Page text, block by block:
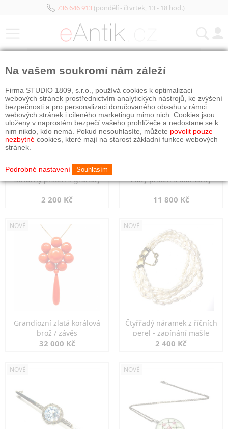
736 646 913(pondělí - čtvrtek, 13 - 18 hod.)
Stříbrný prsten s granáty
2 200 Kč
Zlatý prsten s diamanty
11 800 Kč
NOVÉ
Grandiozní zlatá korálová
brož / závěs
32 000 Kč
NOVÉ
Čtyřřadý náramek z říčních
perel - zapínání mašle
2 400 Kč
NOVÉ NOVÉ
Na vašem soukromí nám záleží
Firma STUDIO 1809, s.r.o., používá cookies k optimalizaci
webových stránek prostřednictvím analytických nástrojů, ke zvýšení
bezpečnosti a pro personalizaci doručovaného obsahu v rámci
webových stránek i cíleného marketingu mimo nich. Cookies jsou
uloženy v naprostém bezpečí vašeho prohlížeče a nedostane se k
nim nikdo, kdo nemá. Pokud nesouhlasíte, můžete povolit pouze
nezbytné cookies, které mají na starost základní funkce webových
stránek.
Podrobné nastavení Souhlasím